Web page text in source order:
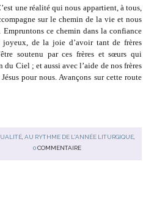
une réalité qui nous appartient, à tous,
sur le chemin de la vie et nous
ce chemin dans la confiance
de la joie d’avoir tant de frères
soutenu par ces frères et sœurs qui
Ciel ; et aussi avec l’aide de nos frères
pour nous. Avançons sur cette route
, AU RYTHME DE L'ANNÉE LITURGIQUE,
0 COMMENTAIRE